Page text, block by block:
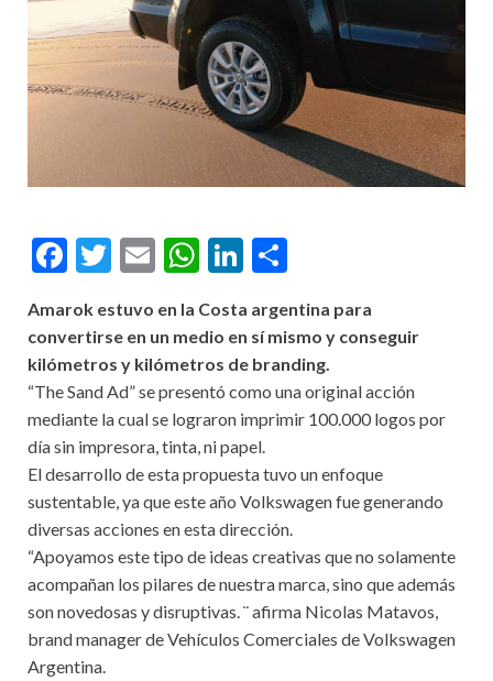
Facebook
Twitter
EmailWhatsApp
LinkedIn
Amarok estuvo en la Costa argentina para
convertirse en un medio en sí mismo y conseguir
kilómetros y kilómetros de branding.
“The Sand Ad” se presentó como una original acción
mediante la cual se lograron imprimir 100.000 logos por
día sin impresora, tinta, ni papel.
El desarrollo de esta propuesta tuvo un enfoque
sustentable, ya que este año Volkswagen fue generando
diversas acciones en esta dirección.
“Apoyamos este tipo de ideas creativas que no solamente
acompañan los pilares de nuestra marca, sino que además
son novedosas y disruptivas. ¨ afirma Nicolas Matavos,
brand manager de Vehículos Comerciales de Volkswagen
Argentina.